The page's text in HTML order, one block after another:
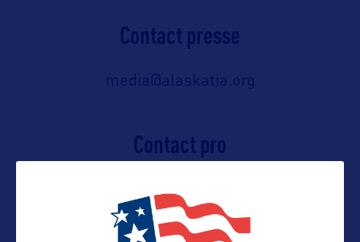
Contact presse
media@alaskatia.org
Contact pro
traveltrade@alaskatia.org